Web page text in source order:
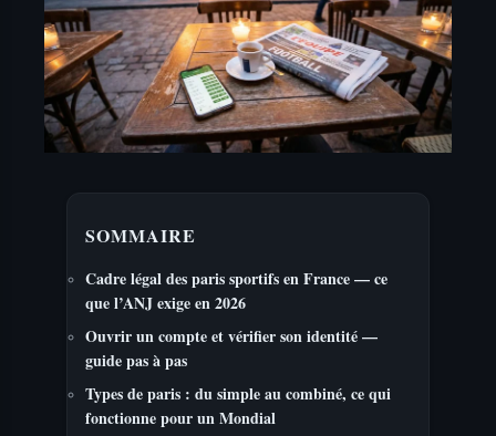
SOMMAIRE
Cadre légal des paris sportifs en France — ce
que l’ANJ exige en 2026
Ouvrir un compte et vérifier son identité —
guide pas à pas
Types de paris : du simple au combiné, ce qui
fonctionne pour un Mondial